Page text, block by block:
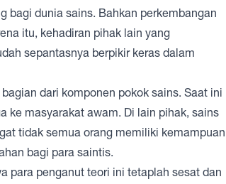
bagi dunia sains. Bahkan perkembangan
itu, kehadiran pihak lain yang
sepantasnya berpikir keras dalam
dari komponen pokok sains. Saat ini
ke masyarakat awam. Di lain pihak, sains
tidak semua orang memiliki kemampuan
bagi para saintis.
para penganut teori ini tetaplah sesat dan